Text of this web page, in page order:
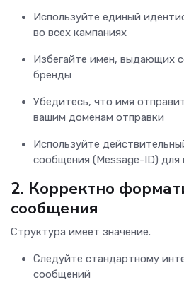
Используйте единый
во всех кампаниях
Избегайте имен, выдающих
бренды
Убедитесь, что имя
вашим доменам отправки
Используйте
сообщения (Message-ID) для
2. Корректно
сообщения
Структура имеет значение.
Следуйте стандартному
сообщений